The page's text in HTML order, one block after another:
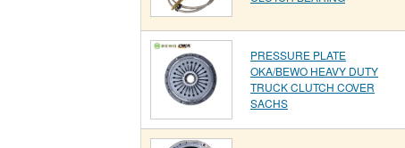
PRESSURE PLATE
OKA/BEWO HEAVY DUTY
TRUCK CLUTCH COVER
SACHS